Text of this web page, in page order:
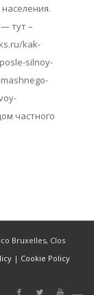
тут –
kak-
silnoy-
частного
Bruxelles, Clos
| Cookie Policy